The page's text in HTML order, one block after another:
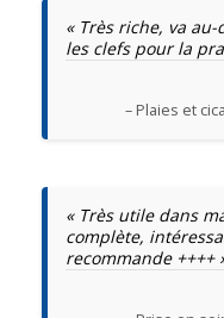
« Très riche, va
les clefs pour la
– Plaies et
« Très utile dans
complète,
recommande ++++